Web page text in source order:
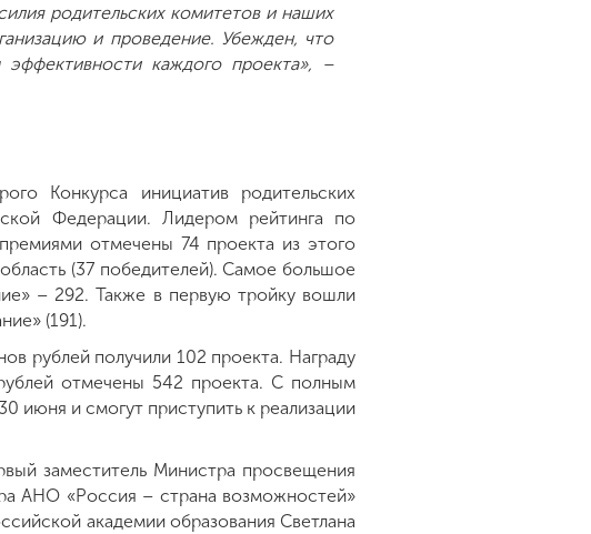
родительских комитетов и наших
и проведение. Убежден, что
каждого проекта», –
Конкурса инициатив родительских
Федерации. Лидером рейтинга по
отмечены 74 проекта из этого
(37 победителей). Самое большое
– 292. Также в первую тройку вошли
(191).
рублей получили 102 проекта. Награду
отмечены 542 проекта. С полным
июня и смогут приступить к реализации
заместитель Министра просвещения
АНО «Россия – страна возможностей»
академии образования Светлана